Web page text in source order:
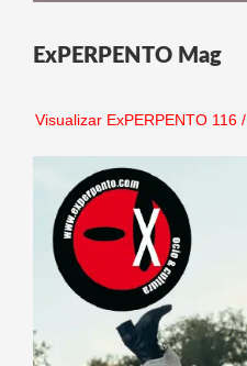
ExPERPENTO Mag
Visualizar ExPERPENTO 116/